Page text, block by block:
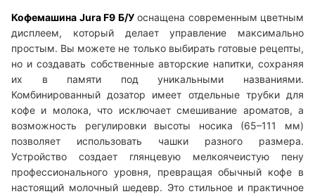
Кофемашина Jura F9 Б/Уоснащена современным цветным
дисплеем, который делает управление максимально
простым. Вы можете не только выбирать готовые рецепты,
но и создавать собственные авторские напитки, сохраняя
их в памяти под уникальными названиями.
Комбинированный дозатор имеет отдельные трубки для
кофе и молока, что исключает смешивание ароматов, а
возможность регулировки высоты носика (65–111 мм)
позволяет использовать чашки разного размера.
Устройство создает глянцевую мелкоячеистую пену
профессионального уровня, превращая обычный кофе в
настоящий молочный шедевр. Это стильное и практичное